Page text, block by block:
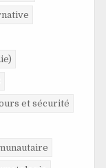
et sécurité